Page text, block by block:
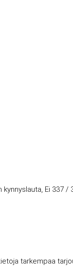
Ei 337 /
tarkempaa